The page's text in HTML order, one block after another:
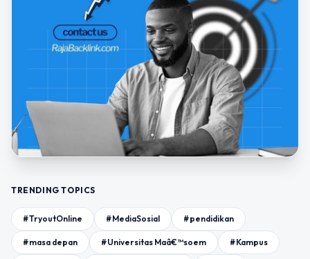
TRENDING TOPICS
#TryoutOnline #MediaSosial #pendidikan
#masa depan #Universitas Maâ€™soem #Kampus